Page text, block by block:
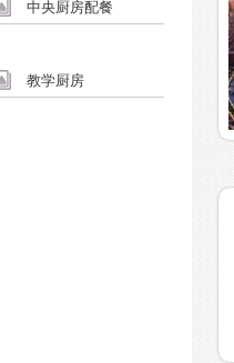
中央厨房配餐
教学厨房